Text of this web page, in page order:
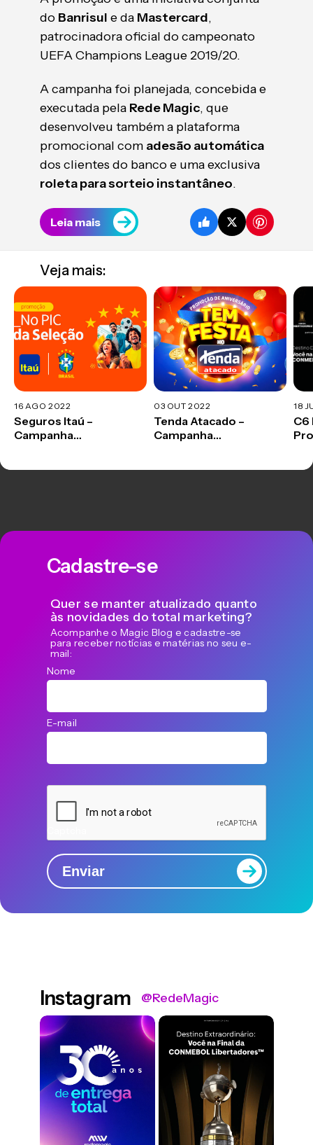
do Banrisul e da Mastercard,
patrocinadora oficial do campeonato
UEFA Champions League 2019/20.
A campanha foi planejada, concebida e
executada pela Rede Magic, que
desenvolveu também a plataforma
promocional com adesão automática
dos clientes do banco e uma exclusiva
roleta para sorteio instantâneo.
Leia mais
Veja mais:
16 AGO 2022
Seguros Itaú –
Campanha
03 OUT 2022
Tenda Atacado –
Campanha
18
C6
Cadastre-se
Quer se manter atualizado quanto
às novidades do total marketing?
Acompanhe o Magic Blog e cadastre-se
para receber notícias e matérias no seu e-
mail:
Nome
E-mail
Enviar
Instagram @RedeMagic